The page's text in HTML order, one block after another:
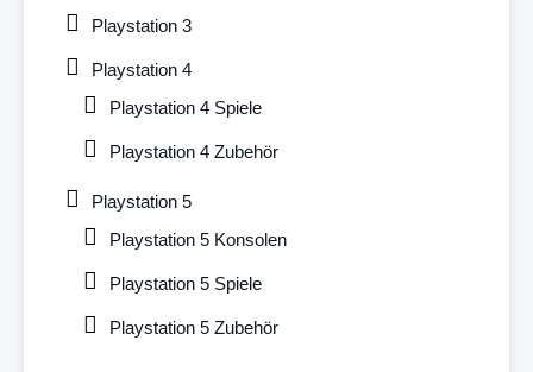
Playstation 3
Playstation 4
Playstation 4 Spiele
Playstation 4 Zubehör
Playstation 5
Playstation 5 Konsolen
Playstation 5 Spiele
Playstation 5 Zubehör